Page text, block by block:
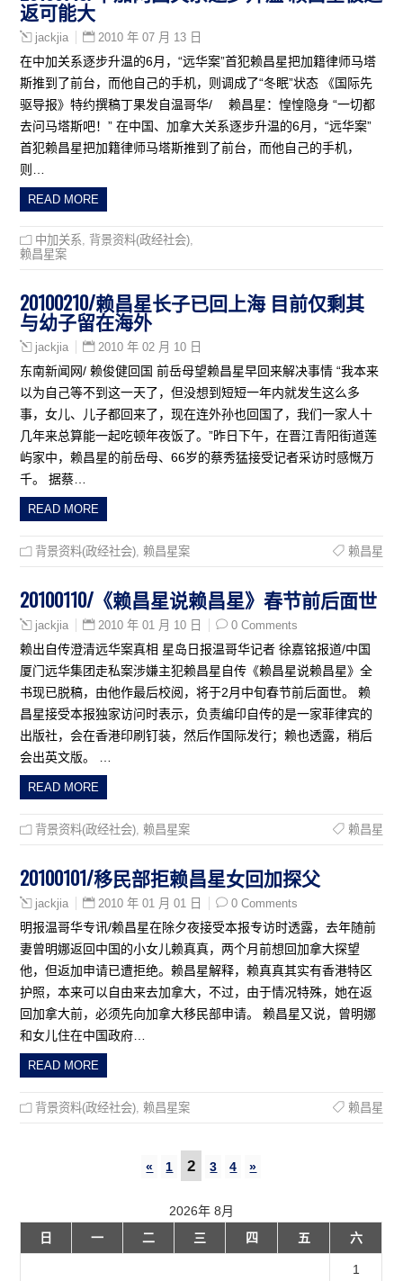
返可能大
jackjia 2010 年 07 月 13 日
在中加关系逐步升温的6月，“远华案”首犯赖昌星把加籍律师马塔
斯推到了前台，而他自己的手机，则调成了“冬眠”状态 《国际先
驱导报》特约撰稿丁果发自温哥华/ 赖昌星：惶惶隐身 “一切都
去问马塔斯吧！” 在中国、加拿大关系逐步升温的6月，“远华案”
首犯赖昌星把加籍律师马塔斯推到了前台，而他自己的手机，
则…
READ MORE
中加关系 背景资料(政经社会)
赖昌星案
20100210/赖昌星长子已回上海 目前仅剩其
与幼子留在海外
jackjia 2010 年 02 月 10 日
东南新闻网/ 赖俊健回国 前岳母望赖昌星早回来解决事情 “我本来
以为自己等不到这一天了，但没想到短短一年内就发生这么多
事，女儿、儿子都回来了，现在连外孙也回国了，我们一家人十
几年来总算能一起吃顿年夜饭了。”昨日下午，在晋江青阳街道莲
屿家中，赖昌星的前岳母、66岁的蔡秀猛接受记者采访时感慨万
千。 据蔡…
READ MORE
背景资料(政经社会) ,赖昌星案 赖昌星
20100110/《赖昌星说赖昌星》春节前后面世
jackjia 2010 年 01 月 10 日 0 Comments
赖出自传澄清远华案真相 星岛日报温哥华记者 徐嘉铭报道/中国
厦门远华集团走私案涉嫌主犯赖昌星自传《赖昌星说赖昌星》全
书现已脱稿，由他作最后校阅，将于2月中旬春节前后面世。 赖
昌星接受本报独家访问时表示，负责编印自传的是一家菲律宾的
出版社，会在香港印刷钉装，然后作国际发行；赖也透露，稍后
会出英文版。 …
READ MORE
背景资料(政经社会) ,赖昌星案 赖昌星
20100101/移民部拒赖昌星女回加探父
jackjia 2010 年 01 月 01 日 0 Comments
明报温哥华专讯/赖昌星在除夕夜接受本报专访时透露，去年随前
妻曾明娜返回中国的小女儿赖真真，两个月前想回加拿大探望
他，但返加申请已遭拒绝。赖昌星解释，赖真真其实有香港特区
护照，本来可以自由来去加拿大，不过，由于情况特殊，她在返
回加拿大前，必须先向加拿大移民部申请。 赖昌星又说，曾明娜
和女儿住在中国政府…
READ MORE
背景资料(政经社会) ,赖昌星案 赖昌星
« 1 2 3 4 »
2026年 8月
日
一 二 三 四 五 六
1